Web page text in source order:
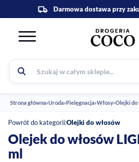
Strona główna›Uroda›Pielęgnacja›Włosy›Olejki do
Powrót do kategorii:Olejki do włosów
Olejek do włosów
ml